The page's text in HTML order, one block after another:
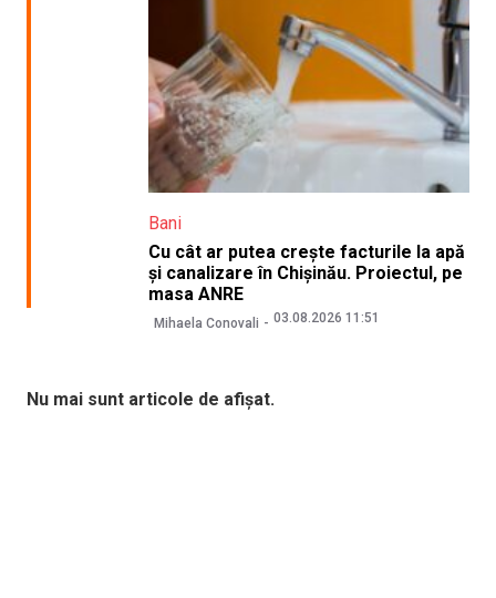
Bani
Cu cât ar putea crește facturile la apă
și canalizare în Chișinău. Proiectul, pe
masa ANRE
Mihaela Conovali 03.08.2026 11:51
Nu mai sunt articole de afișat.